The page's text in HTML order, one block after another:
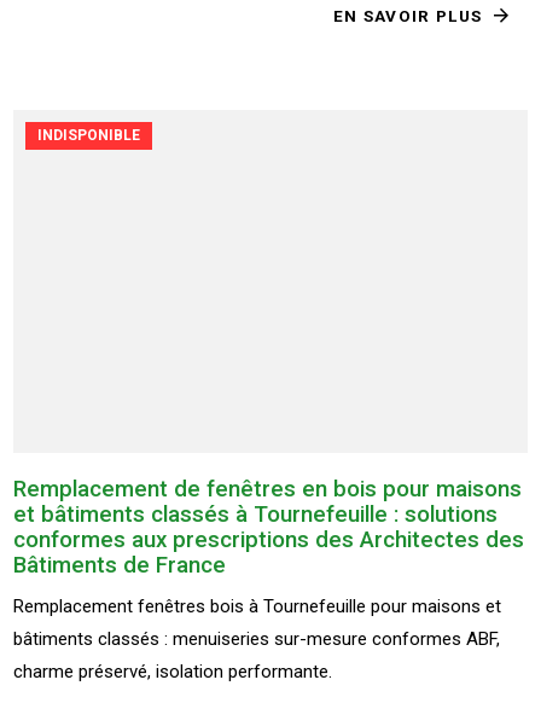
EN SAVOIR PLUS
INDISPONIBLE
Remplacement de fenêtres en bois pour maisons
et bâtiments classés à Tournefeuille : solutions
conformes aux prescriptions des Architectes des
Bâtiments de France
Remplacement fenêtres bois à Tournefeuille pour maisons et
bâtiments classés : menuiseries sur-mesure conformes ABF,
charme préservé, isolation performante.